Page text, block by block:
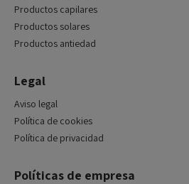
Productos capilares
Productos solares
Productos antiedad
Legal
Aviso legal
Política de cookies
Política de privacidad
Políticas de empresa